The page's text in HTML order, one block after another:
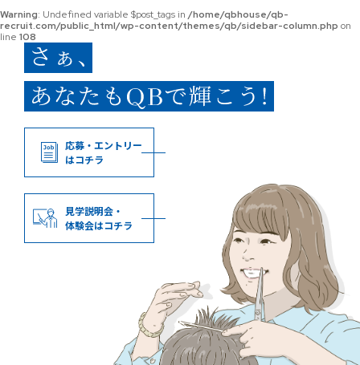
Warning: Undefined variable $post_tags in /home/qbhouse/qb-
recruit.com/public_html/wp-content/themes/qb/sidebar-column.php on
line 108
応募・エントリー
はコチラ
見学説明会・
体験会はコチラ